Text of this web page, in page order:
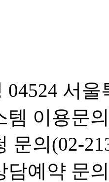
04524 서
템 이용문
문의(02-
담예약 문